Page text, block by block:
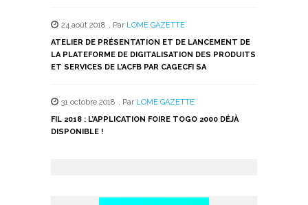
24 août 2018 , Par LOME GAZETTE
ATELIER DE PRÉSENTATION ET DE LANCEMENT DE
LA PLATEFORME DE DIGITALISATION DES PRODUITS
ET SERVICES DE L’ACFB PAR CAGECFI SA
31 octobre 2018 , Par LOME GAZETTE
FIL 2018 : L’APPLICATION FOIRE TOGO 2000 DÉJÀ
DISPONIBLE !